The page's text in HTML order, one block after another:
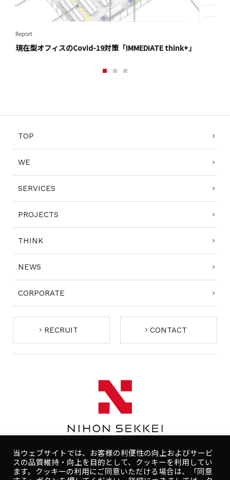
Report
現在型オフィスのCovid-19対策「IMMEDIATE think+」
TOP
WE
SERVICES
PROJECTS
THINK
NEWS
CORPORATE
RECRUIT CONTACT
当ウェブサイトでは、お客様の利便性の向上およびサービ
スの品質維持・向上を目的として、クッキーを利用してい
ます。クッキーの利用にご同意いただける場合は、「同意